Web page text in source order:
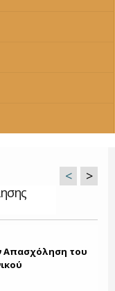
< >
Απασχόληση του